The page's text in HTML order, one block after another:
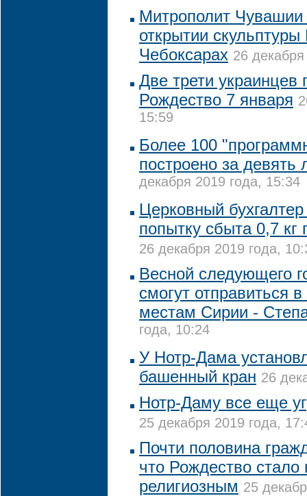
Митрополит Чувашии
открытии
Чебоксарах 26
Две трети украинцев
Рождество 7 января
15:59
Более 100
построено за девять
декабря 2019 года, 15:34
Церковный
попытку сбыта 0,7 кг
26 декабря 2019 года,
Весной следующего
смогут отправиться
местам Сирии -
года, 10:24
У Нотр-Дама
башенный кран 26
Нотр-Даму все еще
25 декабря 2019 года,
Почти половина
что Рождество стало
религиозным 25